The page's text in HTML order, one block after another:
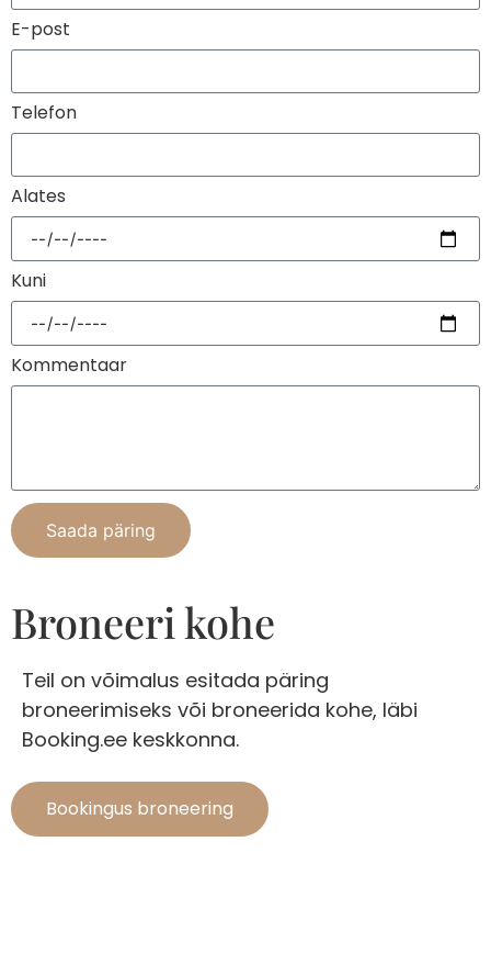
E-post
Telefon
Alates
Kuni
Kommentaar
Saada päring
Broneeri kohe
Teil on võimalus esitada päring
broneerimiseks või broneerida kohe, läbi
Booking.ee keskkonna.
Bookingus broneering